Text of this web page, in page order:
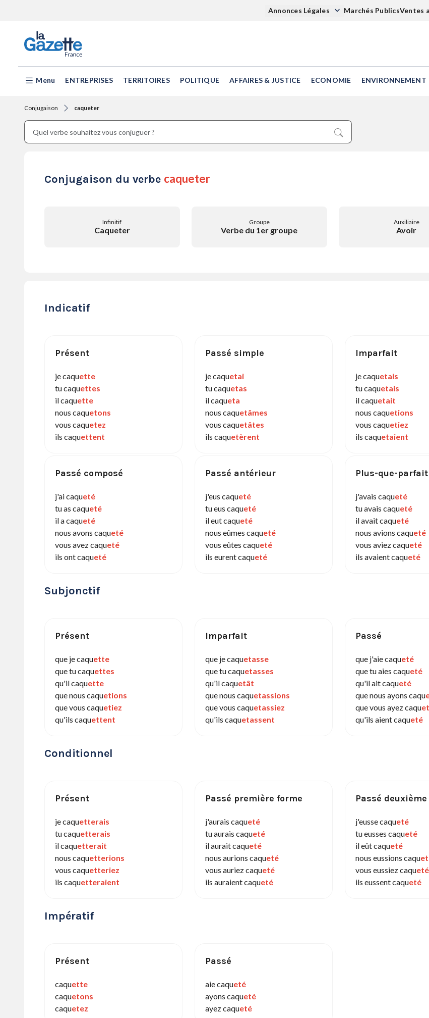
Annonces Légales Marchés PublicsVentes
Menu ENTREPRISES TERRITOIRES POLITIQUE AFFAIRES & JUSTICE ECONOMIE ENVIRONNEMENT
Conjugaison caqueter
Conjugaison du verbe caqueter
Infinitif
Caqueter
Groupe
Verbe du 1er groupe
Auxiliaire
Avoir
Indicatif
Présent
je caquette
tu caquettes
il caquette
nous caquetons
vous caquetez
ils caquettent
Passé simple
je caquetai
tu caquetas
il caqueta
nous caquetâmes
vous caquetâtes
ils caquetèrent
Imparfait
je caquetais
tu caquetais
il caquetait
nous caquetions
vous caquetiez
ils caquetaient
Passé composé
j'ai caqueté
tu as caqueté
il a caqueté
nous avons caqueté
vous avez caqueté
ils ont caqueté
Passé antérieur
j'eus caqueté
tu eus caqueté
il eut caqueté
nous eûmes caqueté
vous eûtes caqueté
ils eurent caqueté
Plus-que-parfait
j'avais caqueté
tu avais caqueté
il avait caqueté
nous avions caqueté
vous aviez caqueté
ils avaient caqueté
Subjonctif
Présent
que je caquette
que tu caquettes
qu'il caquette
que nous caquetions
que vous caquetiez
qu'ils caquettent
Imparfait
que je caquetasse
que tu caquetasses
qu'il caquetât
que nous caquetassions
que vous caquetassiez
qu'ils caquetassent
Passé
que j'aie caqueté
que tu aies caqueté
qu'il ait caqueté
que nous ayons caqu
que vous ayez caqu
qu'ils aient caqueté
Conditionnel
Présent
je caquetterais
tu caquetterais
il caquetterait
nous caquetterions
vous caquetteriez
ils caquetteraient
Passé première forme
j'aurais caqueté
tu aurais caqueté
il aurait caqueté
nous aurions caqueté
vous auriez caqueté
ils auraient caqueté
Passé
j'eusse caqueté
tu eusses caqueté
il eût caqueté
nous eussions caqu
vous eussiez caqueté
ils eussent caqueté
Impératif
Présent
caquette
caquetons
caquetez
Passé
aie caqueté
ayons caqueté
ayez caqueté